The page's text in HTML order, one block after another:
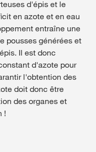
d'épis et le
en azote et en eau
entraîne une
pousses générées et
Il est donc
d'azote pour
l'obtention des
doit donc être
des organes et
!